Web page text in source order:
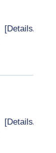
[Details/
[Details/